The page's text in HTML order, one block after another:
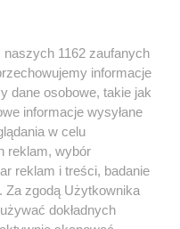
HOSTING
FACEBOOK KONTAKT
1162 zaufanych
informacje
dane osobowe, takie jak
informacje wysyłane
w celu
reklam, wybór
reklam i treści, badanie
Za zgodą Użytkownika
dokładnych